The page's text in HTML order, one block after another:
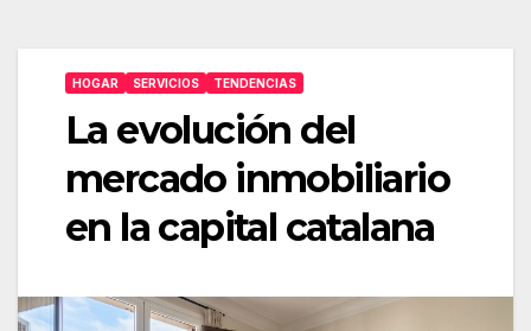
HOGAR SERVICIOS TENDENCIAS
La evolución del
mercado inmobiliario
en la capital catalana